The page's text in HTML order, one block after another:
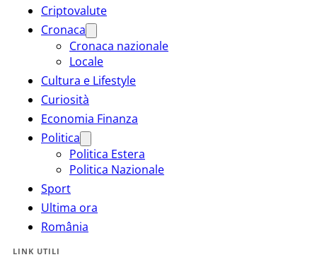
Criptovalute
Cronaca
Cronaca nazionale
Locale
Cultura e Lifestyle
Curiosità
Economia Finanza
Politica
Politica Estera
Politica Nazionale
Sport
Ultima ora
România
LINK UTILI